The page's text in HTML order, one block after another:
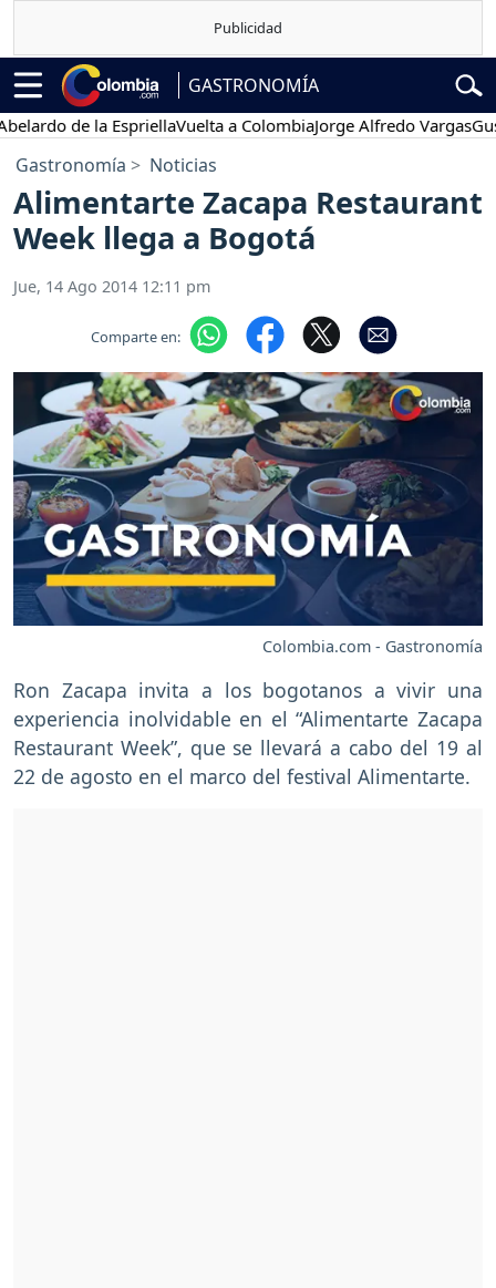
GASTRONOMÍA
de la EspriellaVuelta a ColombiaJorge Alfredo Vargas
Gastronomía Noticias
Alimentarte Zacapa Restaurant
Week llega a Bogotá
Jue, 14 Ago 2014 12:11 pm
Comparte en:
Colombia.com - Gastronomía
Ron Zacapa invita a los bogotanos a vivir una
experiencia inolvidable en el “Alimentarte Zacapa
Restaurant Week”, que se llevará a cabo del 19 al
22 de agosto en el marco del festival Alimentarte.